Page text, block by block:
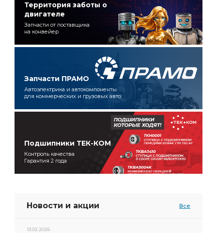
Территория заботы о
двигателе
Запчасти от поставщика
на конвейер
Запчасти ПРАМО
Автоэлектрика и автокомпоненты
для коммерческих и грузовых авто
Подшипники ТЕК-КОМ
Контроль качества
Гарантия 2 года
Новости и акции Все
13.02.2026